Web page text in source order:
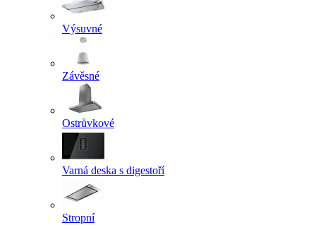
Výsuvné
Závěsné
Ostrůvkové
Varná deska s digestoří
Stropní